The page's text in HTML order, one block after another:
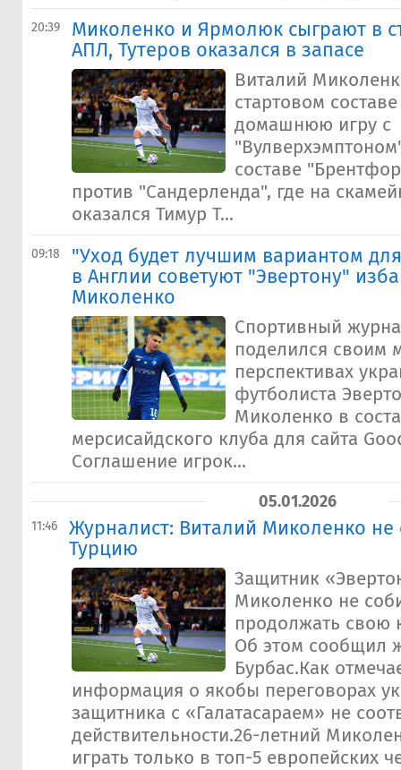
20:39
Миколенко и Ярмолюк сыграют в
АПЛ, Тутеров оказался в запасе
Виталий
стартовом
домашнюю игру с
составе
против "Сандерленда", где на
оказался Тимур Т...
09:18
"Уход будет лучшим вариантом
в Англии советуют "Эвертону"
Миколенко
Спортивный
поделился своим
перспективах
футболиста
Миколенко в
мерсисайдского клуба для сайта
Соглашение игрок...
05.01.2026
11:46
Журналист: Виталий Миколенко не
Турцию
Защитник
Миколенко не
продолжать свою
Об этом сообщил
Бурбас.Как
информация о якобы переговорах
защитника с «Галатасараем» не
действительности.26-летний
играть только в топ-5 европейских